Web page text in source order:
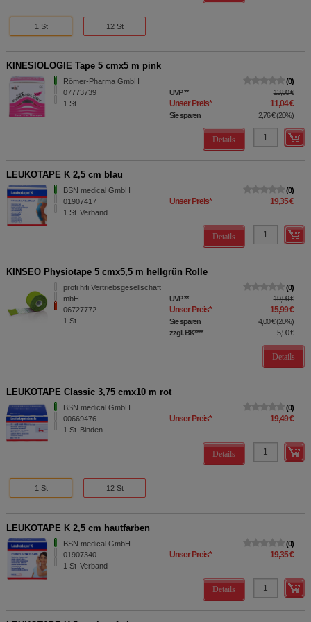
1 St 12 St
KINESIOLOGIE Tape 5 cmx5 m pink
Römer-Pharma GmbH
07773739
1 St
0
UVP** 13,80 €
Unser Preis* 11,04 €
Sie sparen 2,76 €(20%)
Details
LEUKOTAPE K 2,5 cm blau
BSN medical GmbH
01907417
1 St Verband
0
Unser Preis* 19,35 €
Details
KINSEO Physiotape 5 cmx5,5 m hellgrün Rolle
profi hifi Vertriebsgesellschaft
mbH
06727772
1 St
0
UVP** 19,99 €
Unser Preis* 15,99 €
Sie sparen 4,00 €(20%)
zzgl. BK**** 5,90 €
Details
LEUKOTAPE Classic 3,75 cmx10 m rot
BSN medical GmbH
00669476
1 St Binden
0
Unser Preis* 19,49 €
Details
1 St 12 St
LEUKOTAPE K 2,5 cm hautfarben
BSN medical GmbH
01907340
1 St Verband
0
Unser Preis* 19,35 €
Details